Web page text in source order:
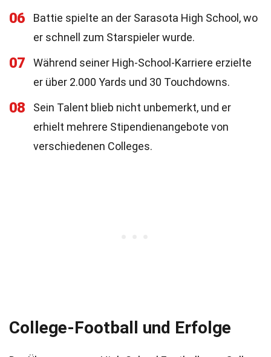
06
Battie spielte an der Sarasota High School, wo
er schnell zum Starspieler wurde.
07
Während seiner High-School-Karriere erzielte
er über 2.000 Yards und 30 Touchdowns.
08
Sein Talent blieb nicht unbemerkt, und er
erhielt mehrere Stipendienangebote von
verschiedenen Colleges.
College-Football und Erfolge